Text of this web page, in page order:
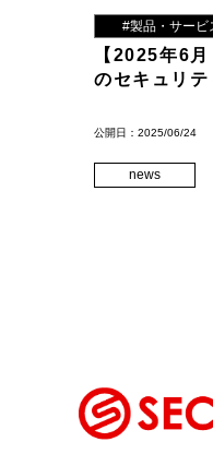
#製品・サービ
【2025年6
のセキュリ
公開日：2025/06/24
news